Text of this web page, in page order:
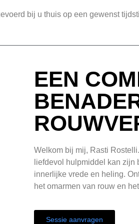
bij u thuis op een gewenst
EEN
Welkom bij mij, Rasti
liefdevol hulpmiddel kan zijn
innerlijke vrede en heling.
het omarmen van rouw en
Sessie aanvragen